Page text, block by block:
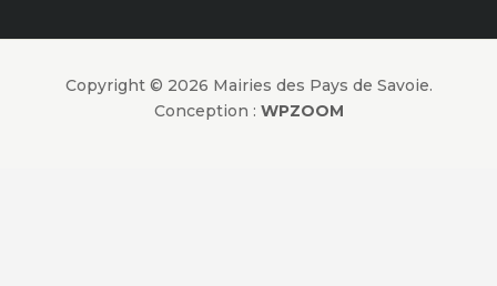
Copyright © 2026 Mairies des Pays de Savoie.
Conception : WPZOOM